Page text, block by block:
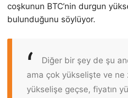
coşkunun BTC’nin durgun
bulunduğunu söylüyor.
Diğer bir şey de şu
ama çok yükselişte ve ne
yükselişe geçse, fiyatın